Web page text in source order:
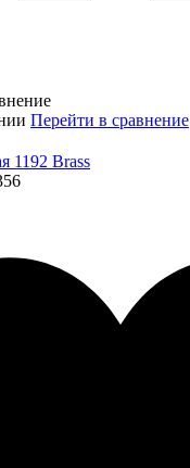
Перейти в сравнение
1192 Brass